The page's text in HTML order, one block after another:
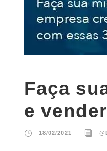
Faça
e
18/02/2021